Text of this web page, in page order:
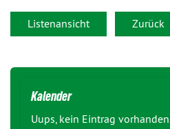
Listenansicht Zurück
Kalender
Uups, kein Eintrag